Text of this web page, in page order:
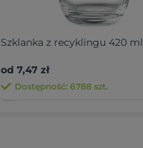
Szklanka z recyklingu 420 ml
od 7,47 zł
Dostępność: 6788 szt.